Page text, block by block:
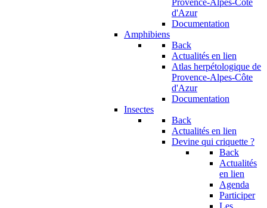
Provence-Alpes-Côte
d'Azur
Documentation
Amphibiens
Back
Actualités en lien
Atlas herpétologique de
Provence-Alpes-Côte
d'Azur
Documentation
Insectes
Back
Actualités en lien
Devine qui criquette ?
Back
Actualités
en lien
Agenda
Participer